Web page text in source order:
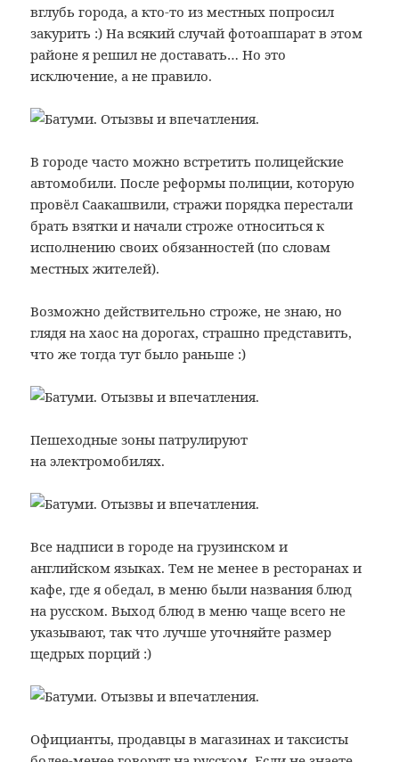
вглубь города, а кто-то из местных попросил
закурить :) На всякий случай фотоаппарат в этом
районе я решил не доставать… Но это
исключение, а не правило.
В городе часто можно встретить полицейские
автомобили. После реформы полиции, которую
провёл Саакашвили, стражи порядка перестали
брать взятки и начали строже относиться к
исполнению своих обязанностей (по словам
местных жителей).
Возможно действительно строже, не знаю, но
глядя на хаос на дорогах, страшно представить,
что же тогда тут было раньше :)
Пешеходные зоны патрулируют
на электромобилях.
Все надписи в городе на грузинском и
английском языках. Тем не менее в ресторанах и
кафе, где я обедал, в меню были названия блюд
на русском. Выход блюд в меню чаще всего не
указывают, так что лучше уточняйте размер
щедрых порций :)
Официанты, продавцы в магазинах и таксисты